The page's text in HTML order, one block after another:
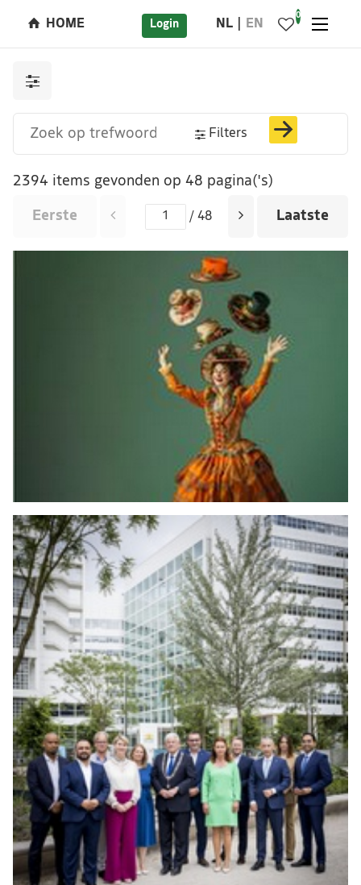
HOME Login NL EN
0
Filters
2394 items gevonden op 48 pagina('s)
Eerste / 48 Laatste